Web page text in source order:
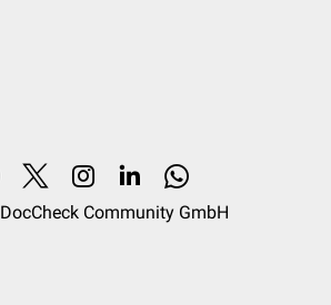
DocCheck Community GmbH